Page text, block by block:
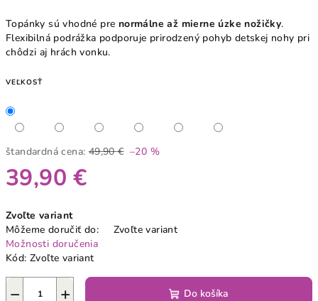
Topánky sú vhodné pre normálne až mierne úzke nožičky.
Flexibilná podrážka podporuje prirodzený pohyb detskej nohy pri
chôdzi aj hrách vonku.
VEĽKOSŤ
štandardná cena: 49,90 € –20 %
39,90 €
cena:
Zvoľte variant
Môžeme doručiť do:
Zvoľte variant
Možnosti doručenia
Kód: Zvoľte variant
+
− Do košíka